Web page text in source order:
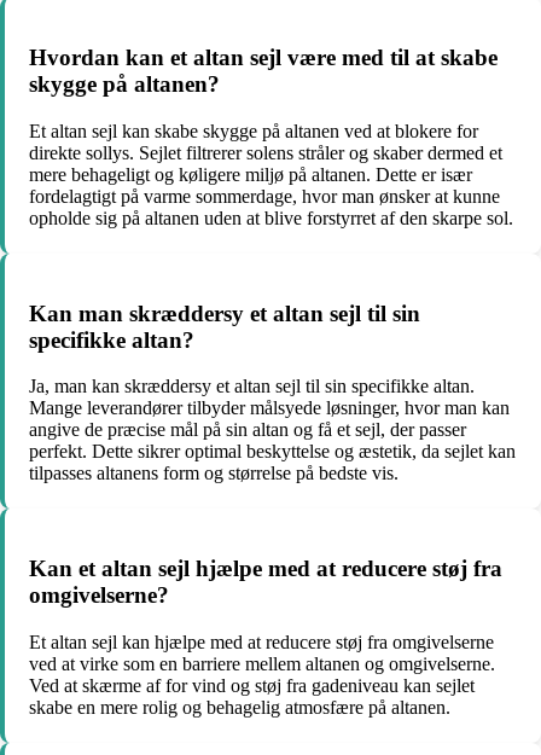
Hvordan kan et altan sejl være med til at skabe
skygge på altanen?
Et altan sejl kan skabe skygge på altanen ved at blokere for
direkte sollys. Sejlet filtrerer solens stråler og skaber dermed et
mere behageligt og køligere miljø på altanen. Dette er især
fordelagtigt på varme sommerdage, hvor man ønsker at kunne
opholde sig på altanen uden at blive forstyrret af den skarpe sol.
Kan man skræddersy et altan sejl til sin
specifikke altan?
Ja, man kan skræddersy et altan sejl til sin specifikke altan.
Mange leverandører tilbyder målsyede løsninger, hvor man kan
angive de præcise mål på sin altan og få et sejl, der passer
perfekt. Dette sikrer optimal beskyttelse og æstetik, da sejlet kan
tilpasses altanens form og størrelse på bedste vis.
Kan et altan sejl hjælpe med at reducere støj fra
omgivelserne?
Et altan sejl kan hjælpe med at reducere støj fra omgivelserne
ved at virke som en barriere mellem altanen og omgivelserne.
Ved at skærme af for vind og støj fra gadeniveau kan sejlet
skabe en mere rolig og behagelig atmosfære på altanen.